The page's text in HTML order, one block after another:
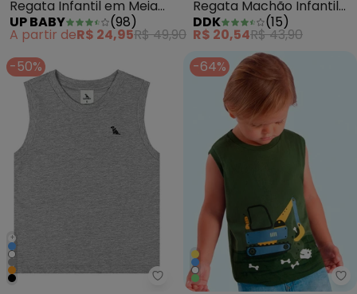
Regata Infantil em Meia
Malha Vermelho
UP BABY (98)
A partir deR$ 24,95R$ 49,90
Regata Machão Infantil
Menino Verde
DDK (15)
R$ 20,54R$ 43,90
-50%
+
Quimby - Regata Menino Meia
-64%